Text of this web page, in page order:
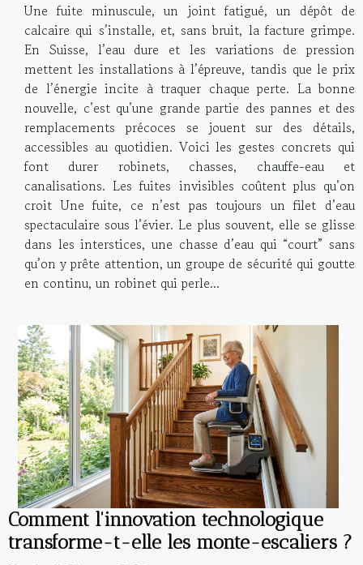
Une fuite minuscule, un joint fatigué, un dépôt de
calcaire qui s’installe, et, sans bruit, la facture grimpe.
En Suisse, l’eau dure et les variations de pression
mettent les installations à l’épreuve, tandis que le prix
de l’énergie incite à traquer chaque perte. La bonne
nouvelle, c’est qu’une grande partie des pannes et des
remplacements précoces se jouent sur des détails,
accessibles au quotidien. Voici les gestes concrets qui
font durer robinets, chasses, chauffe-eau et
canalisations. Les fuites invisibles coûtent plus qu’on
croit Une fuite, ce n’est pas toujours un filet d’eau
spectaculaire sous l’évier. Le plus souvent, elle se glisse
dans les interstices, une chasse d’eau qui “court” sans
qu’on y prête attention, un groupe de sécurité qui goutte
en continu, un robinet qui perle...
Comment l'innovation technologique
transforme-t-elle les monte-escaliers ?